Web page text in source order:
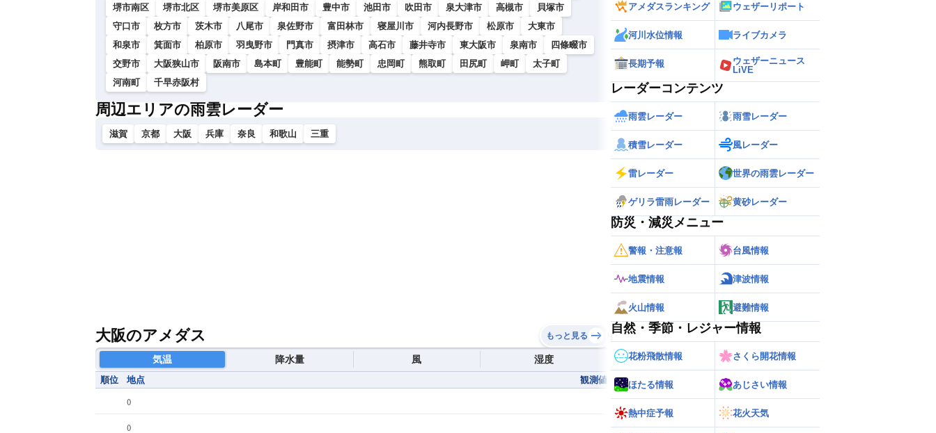
堺市南区
堺市北区 堺市美原区 岸和田市 豊中市 池田市 吹田市 泉大津市 高槻市
貝塚市
守口市
枚方市 茨木市 八尾市 泉佐野市 富田林市 寝屋川市 河内長野市 松原市
大東市
和泉市
箕面市 柏原市 羽曳野市 門真市 摂津市 高石市 藤井寺市 東大阪市 泉南市
四條畷市
交野市
大阪狭山市 阪南市 島本町 豊能町 能勢町 忠岡町 熊取町 田尻町 岬町
太子町
河南町
千早赤阪村
周辺エリアの雨雲レーダー
滋賀 京都 大阪 兵庫 奈良 和歌山 三重
大阪のアメダス もっと見る
気温 降水量 風 湿度
順位 地点 観測値
()
()
アメダスランキング ウェザーリポート
河川水位情報 ライブカメラ
長期予報
ウェザーニュース
LiVE
レーダーコンテンツ
雨雲レーダー 雨雪レーダー
積雪レーダー 風レーダー
雷レーダー 世界の雨雲レーダー
ゲリラ雷雨レーダー 黄砂レーダー
防災・減災メニュー
警報・注意報 台風情報
地震情報 津波情報
火山情報 避難情報
自然・季節・レジャー情報
花粉飛散情報 さくら開花情報
ほたる情報 あじさい情報
熱中症予報 花火天気